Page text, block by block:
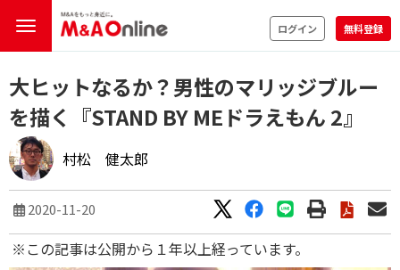
ログイン 無料登録
大ヒットなるか？男性のマリッジブルー
を描く『STAND BY MEドラえもん 2』
村松 健太郎
2020-11-20
※この記事は公開から１年以上経っています。